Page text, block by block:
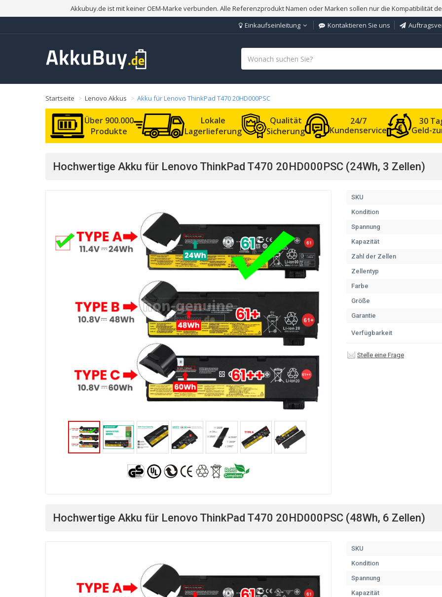
Akkubuy.de ist mit keiner OEM-Marke verbunden. Alle Referenzprodukt Namen oder Marken sollen nur die Kompatibilität
Einkaufseinleitung
Kontaktieren Sie uns
Startseite Lenovo Akkus Akku für Lenovo ThinkPad T470 20HD000PSC
Über 900.000
Produkte
Lokale
Lagerlieferung
Qualität
Sicherung
24/7
Kundenservice
30
Geld-
Hochwertige Akku für Lenovo ThinkPad T470 20HD000PSC (24Wh, 3 Zellen)
SKU
Kondition
Spannung
Kapazität
Zahl der Zellen
Zellentyp
Farbe
Größe
Garantie
Verfügbarkeit
Stelle eine Frage
Hochwertige Akku für Lenovo ThinkPad T470 20HD000PSC (48Wh, 6 Zellen)
SKU
Kondition
Spannung
Kapazität